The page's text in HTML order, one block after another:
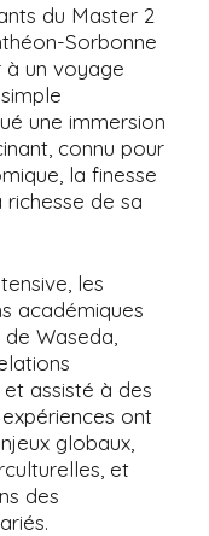
du Master 2
Sorbonne
à un voyage
une immersion
connu pour
la finesse
de sa
les
académiques
Waseda,
assisté à des
ont
globaux,
et
des